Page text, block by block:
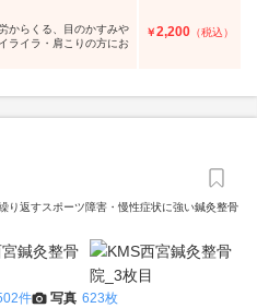
からくる、目のかすみや
ライラ・肩こりの方にお
￥2,200 （税込）
り返すスポーツ障害・慢性症状に強い鍼灸整骨
件 写真 623枚